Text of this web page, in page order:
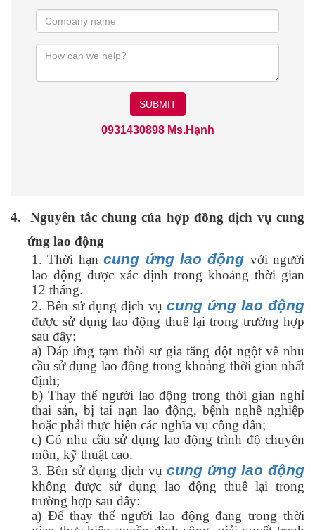
SUBMIT
0931430898 Ms.Hạnh
4.
Nguyên tắc chung của hợp đồng dịch vụ cung
ứng lao động
1. Thời hạncung ứng lao động với người
lao động được xác định trong khoảng thời gian
12 tháng.
2. Bên sử dụng dịch vụ cung ứng lao động
được sử dụng lao động thuê lại trong trường hợp
sau đây:
a) Đáp ứng tạm thời sự gia tăng đột ngột về nhu
cầu sử dụng lao động trong khoảng thời gian nhất
định;
b) Thay thế người lao động trong thời gian nghỉ
thai sản, bị tai nạn lao động, bệnh nghề nghiệp
hoặc phải thực hiện các nghĩa vụ công dân;
c) Có nhu cầu sử dụng lao động trình độ chuyên
môn, kỹ thuật cao.
3. Bên sử dụng dịch vụ cung ứng lao động
không được sử dụng lao động thuê lại trong
trường hợp sau đây:
a) Để thay thế người lao động đang trong thời